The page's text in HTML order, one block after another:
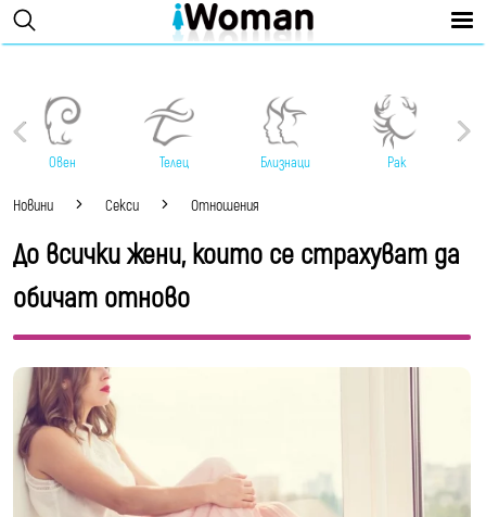
Овен Телец Близнаци Рак
Новини Секси Отношения
До всички жени, които се страхуват да
обичат отново